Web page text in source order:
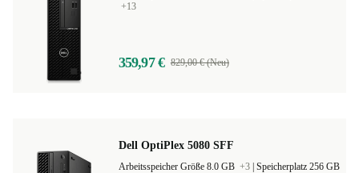
+13
359,97 € 829,00 € (Neu)
Dell OptiPlex 5080 SFF
Arbeitsspeicher Größe 8.0 GB +3 Speicherplatz 256 GB